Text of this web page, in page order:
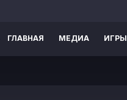
ГЛАВНАЯ МЕДИА ИГРЫ